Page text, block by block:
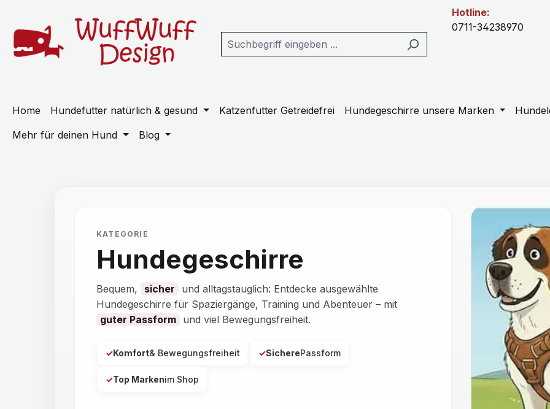
Hotline:
0711-34238970
Home Hundefutter natürlich & gesund Katzenfutter Getreidefrei Hundegeschirre unsere Marken
Mehr für deinen Hund
Blog
KATEGORIE
Hundegeschirre
Bequem, sicher
und alltagstauglich: Entdecke ausgewählte
Hundegeschirre für Spaziergänge, Training und Abenteuer – mit
guter Passform und viel Bewegungsfreiheit.
✓Komfort& Bewegungsfreiheit ✓SicherePassform
✓Top Markenim Shop